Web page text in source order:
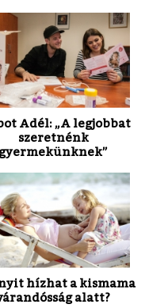
Adél: „A legjobbat
szeretnénk
gyermekünknek”
hízhat a kismama
alatt?